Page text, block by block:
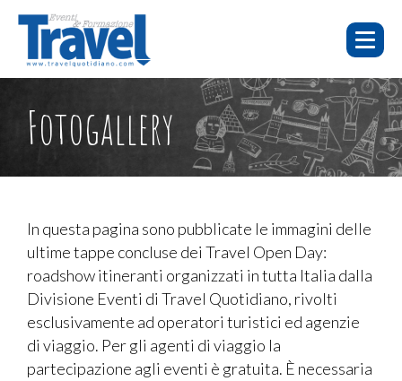
HOME
CHI SIAMO
WEBINAR
FAQ
EVENTI
SERVIZI
CONTATTI
PUBBLICITÀ
WEBINAR
E-
LEARNING
EVENTI
FOTO E
VIDEO
Fotogallery
In questa pagina sono pubblicate le immagini delle
ultime tappe concluse dei Travel Open Day:
roadshow itineranti organizzati in tutta Italia dalla
Divisione Eventi di Travel Quotidiano, rivolti
esclusivamente ad operatori turistici ed agenzie
di viaggio. Per gli agenti di viaggio la
partecipazione agli eventi è gratuita. È necessaria